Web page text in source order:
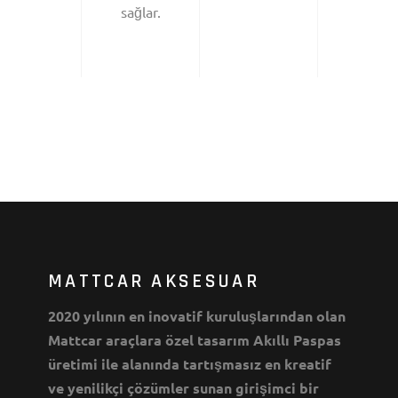
sağlar.
MATTCAR AKSESUAR
2020 yılının en inovatif kuruluşlarından olan
Mattcar araçlara özel tasarım Akıllı Paspas
üretimi ile alanında tartışmasız en kreatif
ve yenilikçi çözümler sunan girişimci bir